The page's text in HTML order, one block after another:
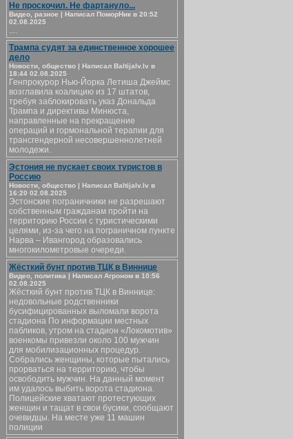
Не проскочил. Не фартануло...
Видео, разное | Написал ПоморНик в 20:52
02.08.2025
....
Трампа судят за единственное хорошее
дело
Новости, общество | Написал Baltijalv.lv в
18:44 02.08.2025
Генпрокурор Нью-Йорка Летиша Джеймс
возглавила коалицию из 17 штатов,
требуя заблокировать указ Дональда
Трампа и директивы Минюста,
направленные на прекращение
операций и гормональной терапии для
трансгендерной несовершеннолетней
молодежи.
Эстония не пускает своих туристов в
Россию
Новости, общество | Написал Baltijalv.lv в
16:20 02.08.2025
Эстонские пограничники не разрешают
собственным гражданам пройти на
территорию России с туристическими
целями, из-за чего на пограничном пункте
Нарва – Ивангород образовались
многокилометровые очереди.
Жёсткий бунт против ТЦК в Виннице
Видео, политика | Написал Агроном в 10:56
02.08.2025
Жёсткий бунт против ТЦК в Виннице:
недовольные родственники
бусифицированных выломали ворота
стадиона По информации местных
пабликов, утром на стадион «Локомотив»
военкомы привезли около 100 мужчин
для мобилизационных процедур.
Собрались женщины, которые пытались
прорваться на территорию, чтобы
освободить мужчин. На данный момент
им удалось выбить ворота стадиона.
Полицейские хватают протестующих
женщин и тащат в свои бусики, сообщают
очевидцы. На месте уже 11 машин
полиции